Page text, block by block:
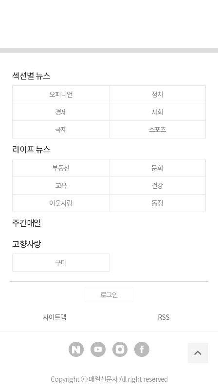
섹션별 뉴스
오피니언
정치
경제
사회
국제
스포츠
라이프 뉴스
부동산
문화
교육
건강
이웃사랑
동정
주간매일
고향사랑
구미
로그인
사이트맵 RSS
Copyright ⓒ매일신문사All right reserved